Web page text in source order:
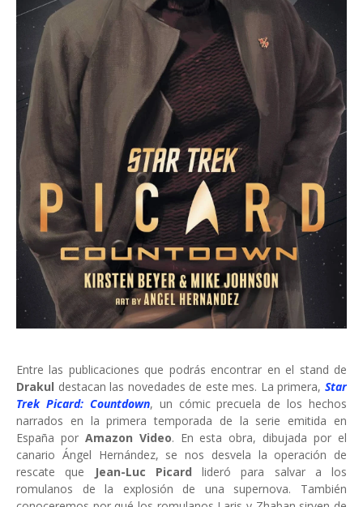
Entre las publicaciones que podrás encontrar en el stand de
Drakul destacan las novedades de este mes. La primera, Star
Trek Picard: Countdown, un cómic precuela de los hechos
narrados en la primera temporada de la serie emitida en
España por Amazon Video. En esta obra, dibujada por el
canario Ángel Hernández, se nos desvela la operación de
rescate que
Jean-Luc Picard lideró para salvar a los
romulanos de la explosión de una supernova. También